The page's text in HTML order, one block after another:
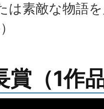
は素敵な物語
賞（1作